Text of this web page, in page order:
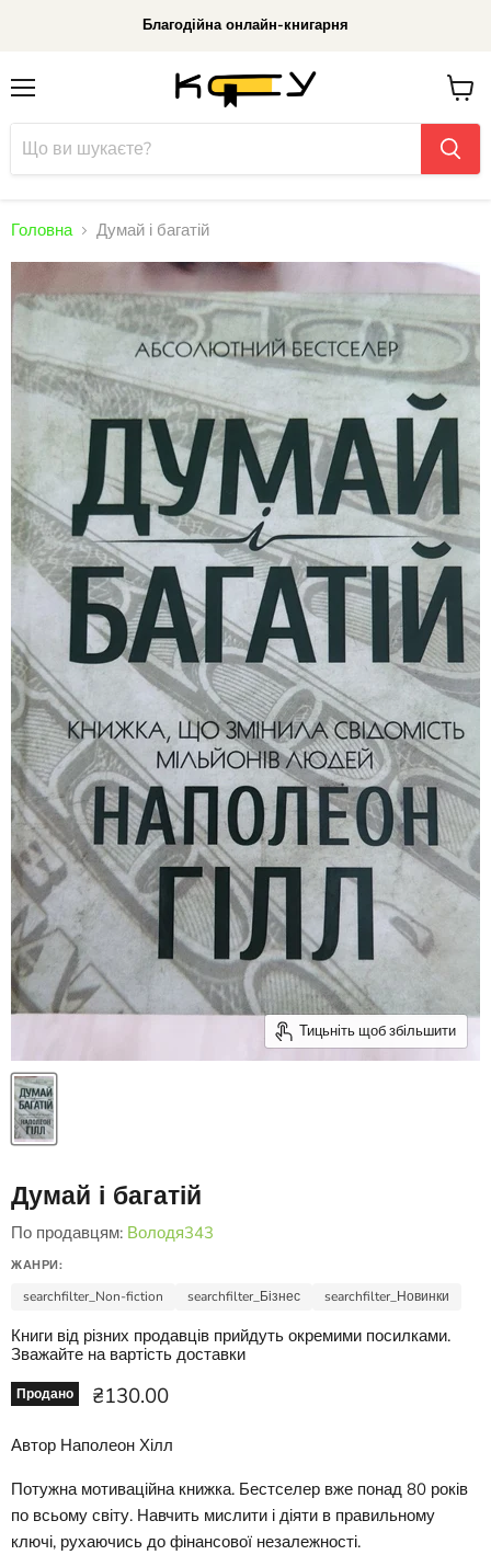
Благодійна онлайн-книгарня
До
Головна Думай і багатій
Тицьніть щоб збільшити
Думай і багатій
По продавцям: Володя343
ЖАНРИ:
searchfilter_Non-fiction searchfilter_Бізнес searchfilter_Новинки
Книги від різних продавців прийдуть окремими посилками.
Зважайте на вартість доставки
Продано Ціна зараз
₴130.00
Автор Наполеон Хілл
Потужна мотиваційна книжка. Бестселер вже понад 80 років
по всьому світу. Навчить мислити і діяти в правильному
ключі, рухаючись до фінансової незалежності.